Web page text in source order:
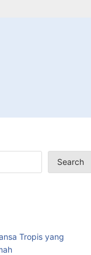
Search
Tropis yang